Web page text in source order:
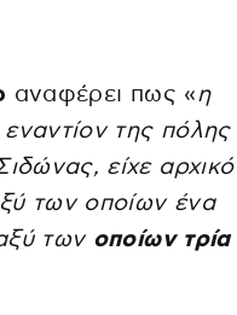
αναφέρει πως «η
της πόλης
είχε αρχικό
των οποίων ένα
των οποίων τρία